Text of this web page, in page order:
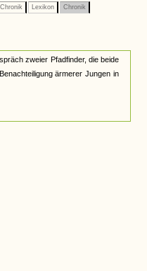
Chronik Lexikon Chronik
zweier Pfadfinder, die beide
ärmerer Jungen in